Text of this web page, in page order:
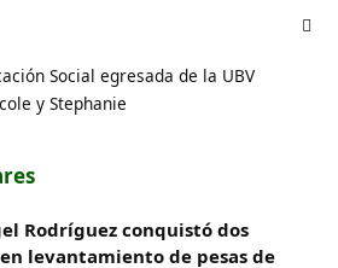
Social egresada de la UBV
y Stephanie
Rodríguez conquistó dos
levantamiento de pesas de